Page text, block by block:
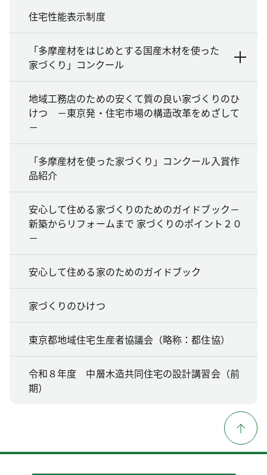
住宅性能表示制度
「多摩産材をはじめとする国産木材を使った
家づくり」コンクール
地域工務店のための安くて質の良い家づくりのひ
けつ －東京発・住宅市場の構造改革をめざして
－
「多摩産材を使った家づくり」コンクール入賞作
品紹介
安心して住める家づくりのためのガイドブック－
新築からリフォームまで 家づくりのポイント２０
－
安心して住める家のためのガイドブック
家づくりのひけつ
東京都地域住宅生産者協議会（略称：都住協）
令和８年度 中層木造共同住宅の設計講習会（前
期）